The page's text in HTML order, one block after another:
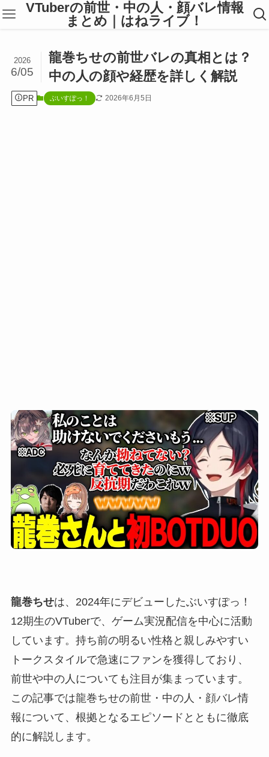
VTuberの前世・中の人・顔バレ情報
まとめ｜はねライブ！
龍巻ちせの前世バレの真相とは？
中の人の顔や経歴を詳しく解説
2026
6/05
PR ぶいすぽっ！ 2026年6月5日
龍巻ちせは、2024年にデビューしたぶいすぽっ！
12期生のVTuberで、ゲーム実況配信を中心に活動
しています。持ち前の明るい性格と親しみやすい
トークスタイルで急速にファンを獲得しており、
前世や中の人についても注目が集まっています。
この記事では龍巻ちせの前世・中の人・顔バレ情
報について、根拠となるエピソードとともに徹底
的に解説します。